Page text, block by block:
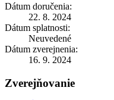
Dátum doručenia:
22. 8. 2024
Dátum splatnosti:
Neuvedené
Dátum zverejnenia:
16. 9. 2024
Zverejňovanie